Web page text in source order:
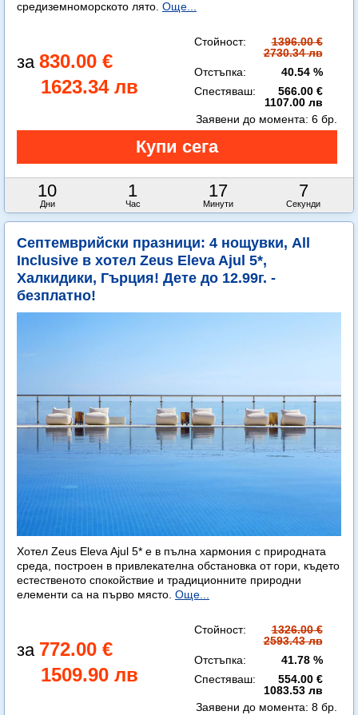
средиземноморското лято. Още...
830.00 €
1623.34 лв
Стойност:
1396.00 €
2730.34 лв
Отстъпка:
40.54 %
Спестяваш:
566.00 €
1107.00 лв
10
Дни
1
Час
17
Минути
6
Секунди
Заявени до момента: 6 бр.
Септемврийски празници: 4 нощувки, All
Inclusive в хотел Zeus Eleva Ajul 5*,
Халкидики, Гърция! Дете до 12.99г. -
безплатно!
Хотел Zeus Eleva Ajul 5* е в пълна хармония с природната
среда, построен в привлекателна обстановка от гори, където
естественото спокойствие и традиционните природни
елементи са на първо място. Още...
772.00 €
1509.90 лв
Стойност:
1326.00 €
2593.43 лв
Отстъпка:
41.78 %
Спестяваш:
554.00 €
1083.53 лв
Заявени до момента: 8 бр.